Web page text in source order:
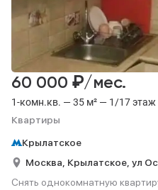
1-комн.кв. — 35 м² — 1/17 этаж
Квартиры
60 000 ₽/мес.
Крылатское
Москва, Крылатское, ул
Снять однокомнатную